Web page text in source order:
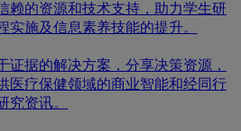
赖的资源和技术支持，助力学生研
实施及信息素养技能的提升。
证据的解决方案，分享决策资源，
医疗保健领域的商业智能和经同行
究资讯。